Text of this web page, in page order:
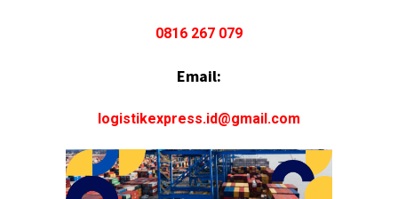
0816 267 079
Email:
logistikexpress.id@gmail.com